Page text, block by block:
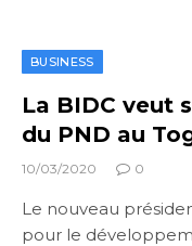
BUSINESS
La BIDC veut
du PND au
10/03/2020 0
Le nouveau
pour le